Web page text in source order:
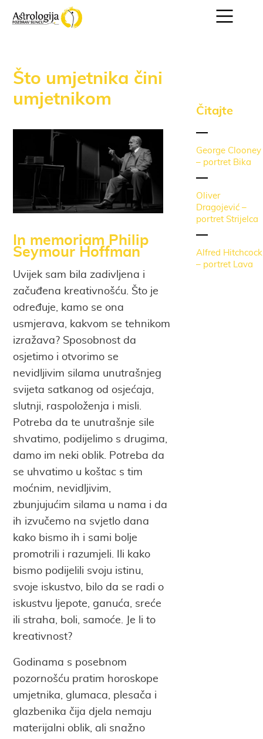
Što umjetnika čini
umjetnikom
In memoriam Philip
Seymour Hoffman
Uvijek sam bila zadivljena i
začuđena kreativnošću. Što je
određuje, kamo se ona
usmjerava, kakvom se tehnikom
izražava? Sposobnost da
osjetimo i otvorimo se
nevidljivim silama unutrašnjeg
svijeta satkanog od osjećaja,
slutnji, raspoloženja i misli.
Potreba da te unutrašnje sile
shvatimo, podijelimo s drugima,
damo im neki oblik. Potreba da
se uhvatimo u koštac s tim
moćnim, nevidljivim,
zbunjujućim silama u nama i da
ih izvučemo na svjetlo dana
kako bismo ih i sami bolje
promotrili i razumjeli. Ili kako
bismo podijelili svoju istinu,
svoje iskustvo, bilo da se radi o
iskustvu ljepote, ganuća, sreće
ili straha, boli, samoće. Je li to
kreativnost?
Godinama s posebnom
pozornošću pratim horoskope
umjetnika, glumaca, plesača i
glazbenika čija djela nemaju
materijalni oblik, ali snažno
Čitajte
George Clooney
– portret Bika
Oliver
Dragojević –
portret Strijelca
Alfred Hitchcock
– portret Lava